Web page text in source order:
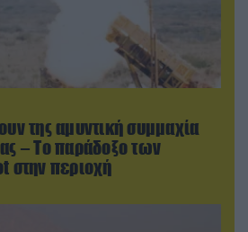
της αμυντική συμμαχία
– Το παράδοξο των
στην περιοχή